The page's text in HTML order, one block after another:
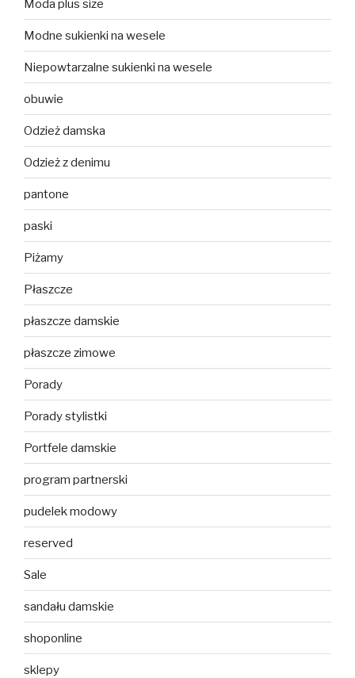
Moda plus size
Modne sukienki na wesele
Niepowtarzalne sukienki na wesele
obuwie
Odzież damska
Odzież z denimu
pantone
paski
Piżamy
Płaszcze
płaszcze damskie
płaszcze zimowe
Porady
Porady stylistki
Portfele damskie
program partnerski
pudelek modowy
reserved
Sale
sandału damskie
shoponline
sklepy